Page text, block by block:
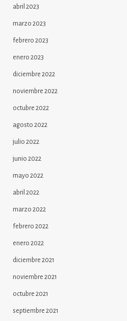
abril 2023
marzo 2023
febrero 2023
enero 2023
diciembre 2022
noviembre 2022
octubre 2022
agosto 2022
julio 2022
junio 2022
mayo 2022
abril 2022
marzo 2022
febrero 2022
enero 2022
diciembre 2021
noviembre 2021
octubre 2021
septiembre 2021